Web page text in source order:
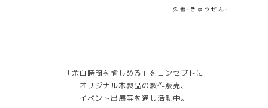
「余白時間を愉しめる」をコンセプトに
オリジナル木製品の製作販売、
イベント出展等を通し活動中。